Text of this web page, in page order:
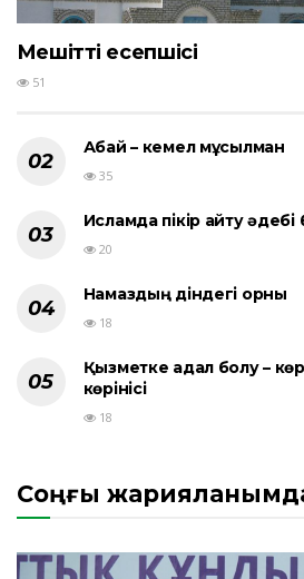
Мешіттің есепшісі
51
Абай – кемел мұсылман
35
Исламда пікір айту әдебі
20
Намаздың діндегі орны
18
Қызметке адал болу –
көрінісі
18
Соңғы